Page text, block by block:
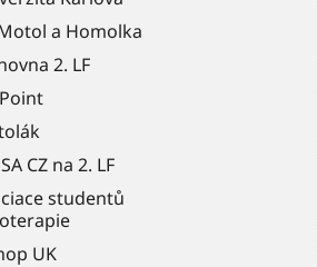
a Homolka
2. LF
CZ na 2. LF
studentů
UK